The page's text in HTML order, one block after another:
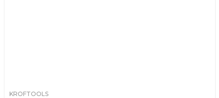
KROFTOOLS